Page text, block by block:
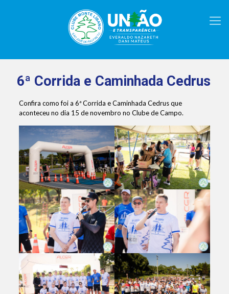
6ª Corrida e Caminhada Cedrus
Confira como foi a 6ª Corrida e Caminhada Cedrus que
aconteceu no dia 15 de novembro no Clube de Campo.